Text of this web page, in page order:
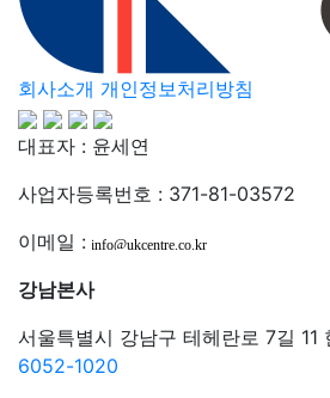
회사소개 개인정보처리방침
대표자 : 윤세연
사업자등록번호 : 371-81-03572
이메일 :
강남본사
서울특별시 강남구 테헤란로 7길 11
6052-1020